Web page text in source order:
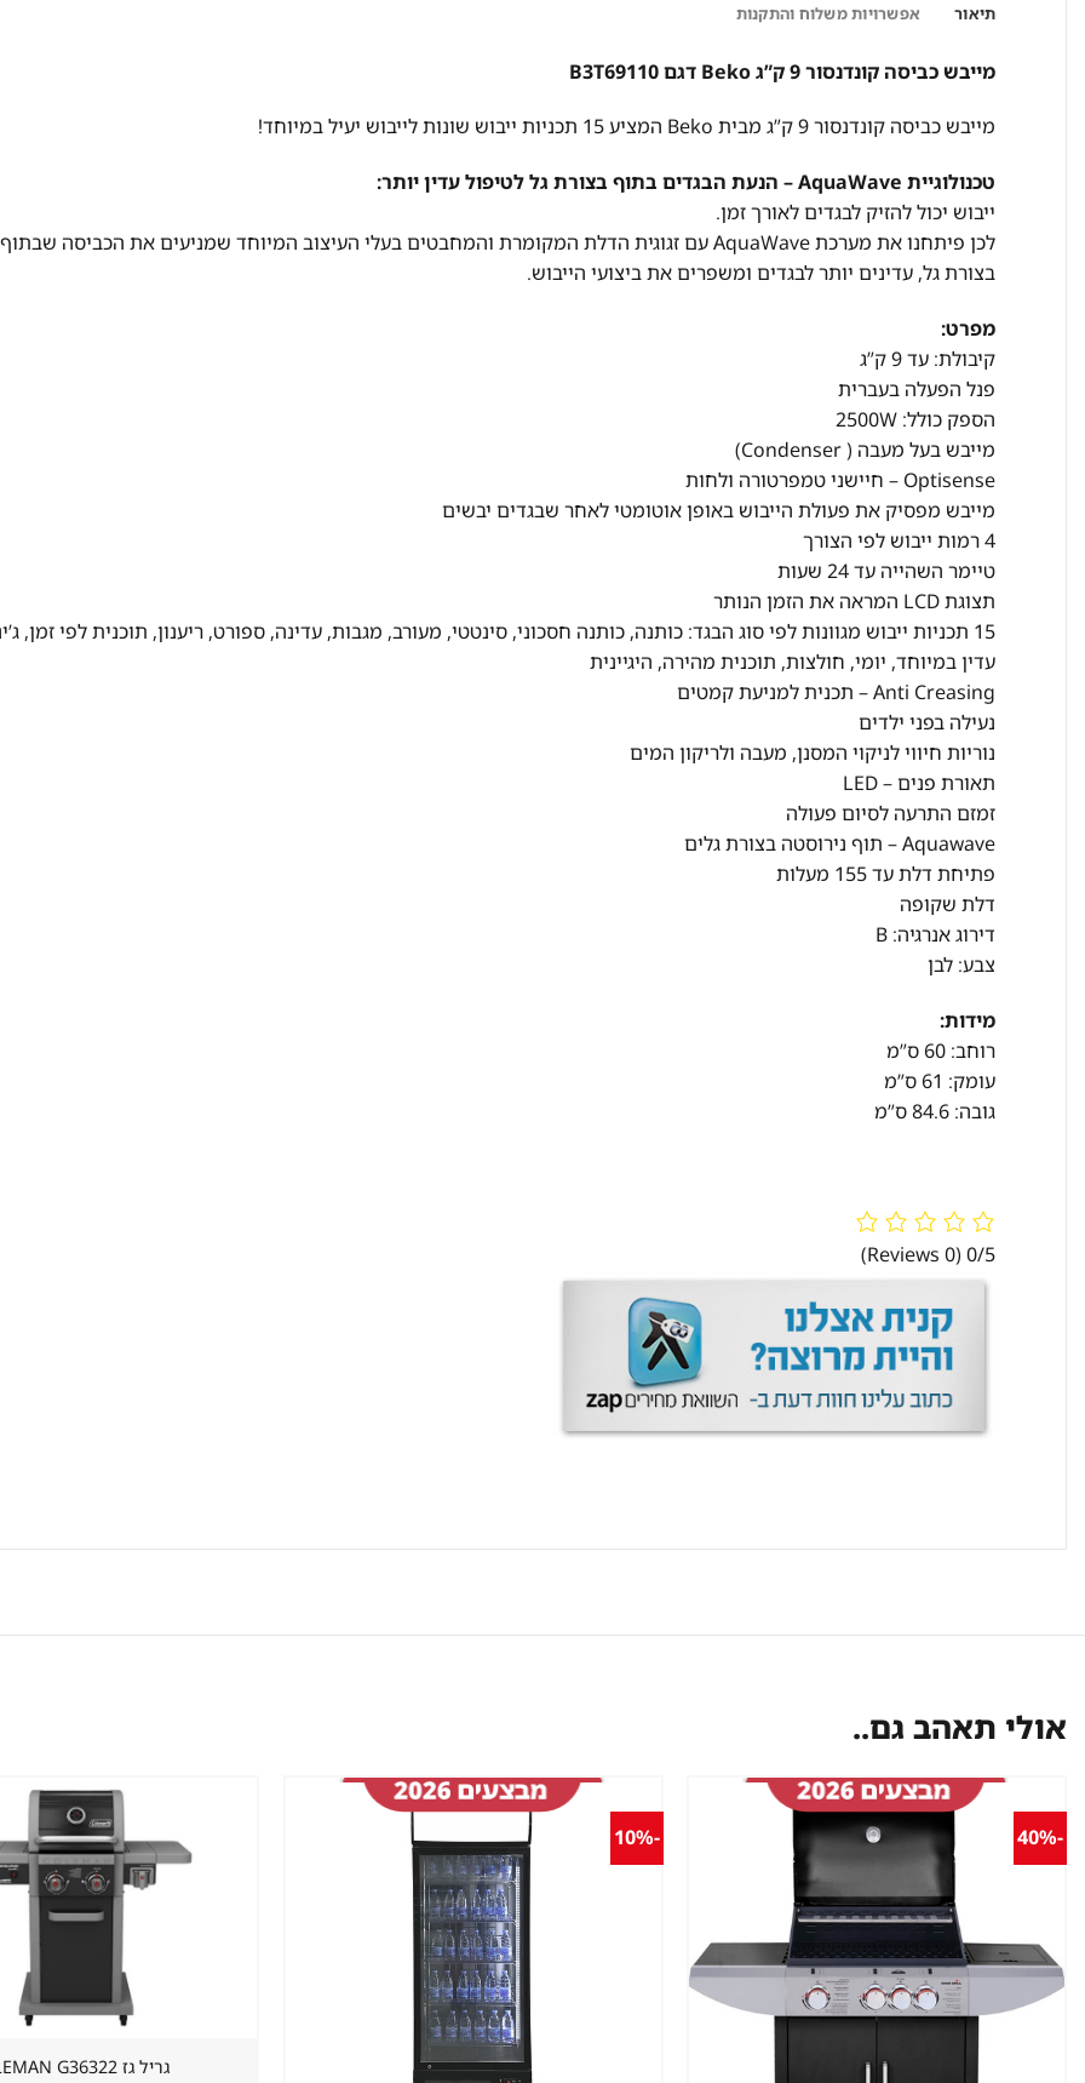
תיאור אפשרויות משלוח והתקנות
מייבש כביסה קונדנסור 9 ק”ג Beko דגם B3T69110
מייבש כביסה קונדנסור 9 ק”ג מבית Beko המציע 15 תכניות ייבוש שונות לייבוש יעיל במיוחד!
טכנולוגיית AquaWave – הנעת הבגדים בתוף בצורת גל לטיפול עדין יותר:
ייבוש יכול להזיק לבגדים לאורך זמן.
לכן פיתחנו את מערכת AquaWave עם זגוגית הדלת המקומרת והמחבטים בעלי העיצוב המיוחד שמניעים את הכביסה שבתוף
בצורת גל, עדינים יותר לבגדים ומשפרים את ביצועי הייבוש.
מפרט:
קיבולת: עד 9 ק”ג
פנל הפעלה בעברית
הספק כולל: 2500W
מייבש בעל מעבה ( Condenser)
Optisense – חיישני טמפרטורה ולחות
מייבש מפסיק את פעולת הייבוש באופן אוטומטי לאחר שבגדים יבשים
4 רמות ייבוש לפי הצורך
טיימר השהייה עד 24 שעות
תצוגת LCD המראה את הזמן הנותר
15 תכניות ייבוש מגוונות לפי סוג הבגד: כותנה, כותנה חסכוני, סינטטי, מעורב, מגבות, עדינה, ספורט, ריענון, תוכנית לפי זמן,
עדין במיוחד, יומי, חולצות, תוכנית מהירה, היגיינית
Anti Creasing – תכנית למניעת קמטים
נעילה בפני ילדים
נוריות חיווי לניקוי המסנן, מעבה ולריקון המים
תאורת פנים – LED
זמזם התרעה לסיום פעולה
Aquawave – תוף נירוסטה בצורת גלים
פתיחת דלת עד 155 מעלות
דלת שקופה
דירוג אנרגיה: B
צבע: לבן
מידות:
רוחב: 60 ס”מ
עומק: 61 ס”מ
גובה: 84.6 ס”מ
0/5
(0 Reviews)
אולי תאהב גם..
-40%
-10%
גריל גז ⁦COLEMAN G36322⁩